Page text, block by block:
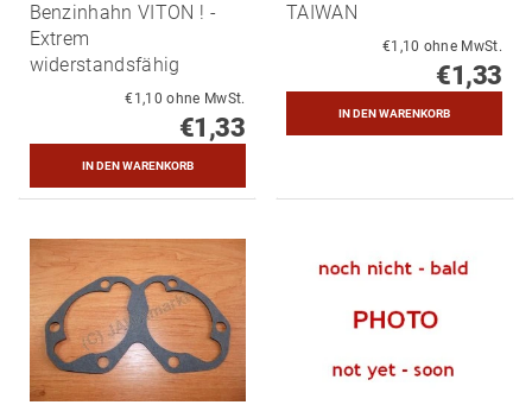
Benzinhahn VITON ! -
Extrem
widerstandsfähig
€1,10 ohne MwSt.
€1,33
TAIWAN
€1,10 ohne MwSt.
€1,33